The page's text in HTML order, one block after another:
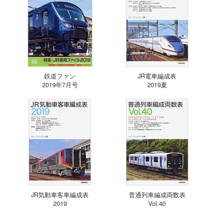
鉄道ファン
2019年7月号
JR電車編成表
2019夏
JR気動車客車編成表
2019
普通列車編成両数表
Vol.40